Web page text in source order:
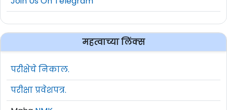
महत्वाच्या लिंक्स
परीक्षेचे निकाल.
परीक्षा प्रवेशपत्र.